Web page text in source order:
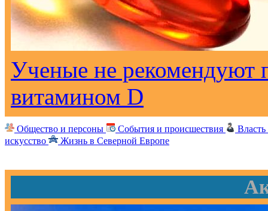
Ученые не рекомендуют
витамином D
Общество и персоны События и происшествия
искусство
Жизнь в Северной Европе